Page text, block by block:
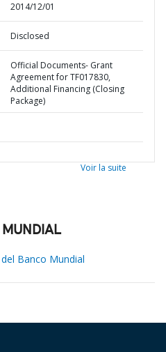
2014/12/01
Disclosed
Official Documents- Grant
Agreement for TF017830,
Additional Financing (Closing
Package)
Voir la suite
Banco Mundial